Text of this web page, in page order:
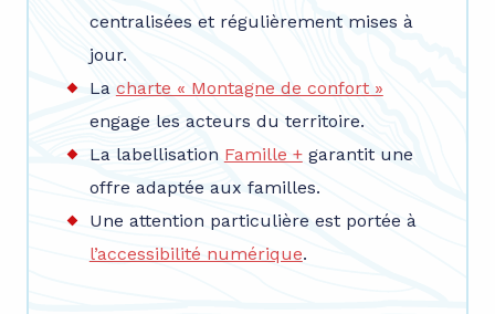
centralisées et régulièrement mises à
jour.
La charte « Montagne de confort »
engage les acteurs du territoire.
La labellisation Famille +garantit une
offre adaptée aux familles.
Une attention particulière est portée à
l’accessibilité numérique.